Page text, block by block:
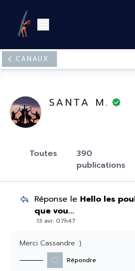
Canaux
SANTA M.
Toutes
390
publications
Réponse le Hello les
que vou...
13 avr. 07h47
Merci Cassandre :)
Répondre